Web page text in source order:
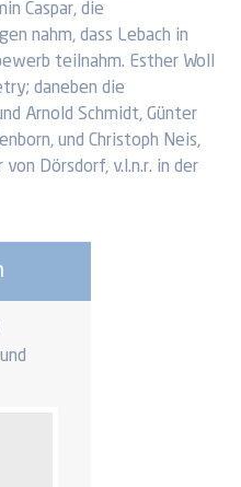
Caspar, die
nahm, dass Lebach in
teilnahm. Esther Woll
daneben die
Arnold Schmidt, Günter
und Christoph Neis,
Dörsdorf, v.l.n.r. in der